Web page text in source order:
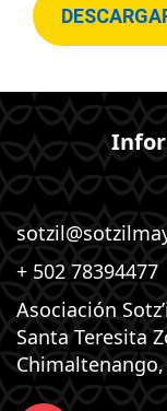
+ 502 78394477
Asociación
Santa Teresita